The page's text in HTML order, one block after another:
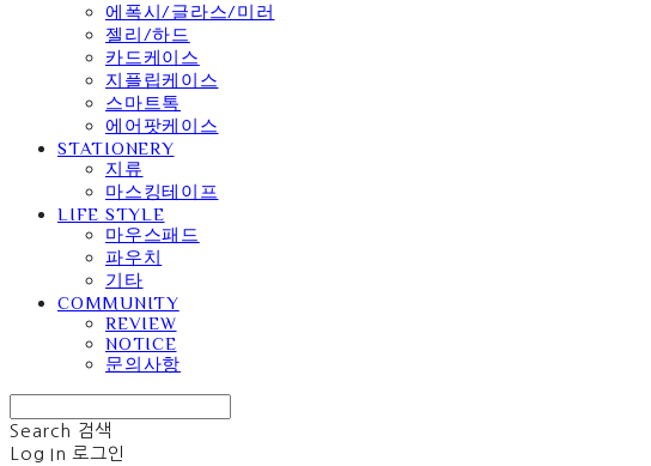
에폭시/글라스/미러
젤리/하드
카드케이스
지플립케이스
스마트톡
에어팟케이스
STATIONERY
지류
마스킹테이프
LIFE STYLE
마우스패드
파우치
기타
COMMUNITY
REVIEW
NOTICE
문의사항
Search 검색
Log In 로그인